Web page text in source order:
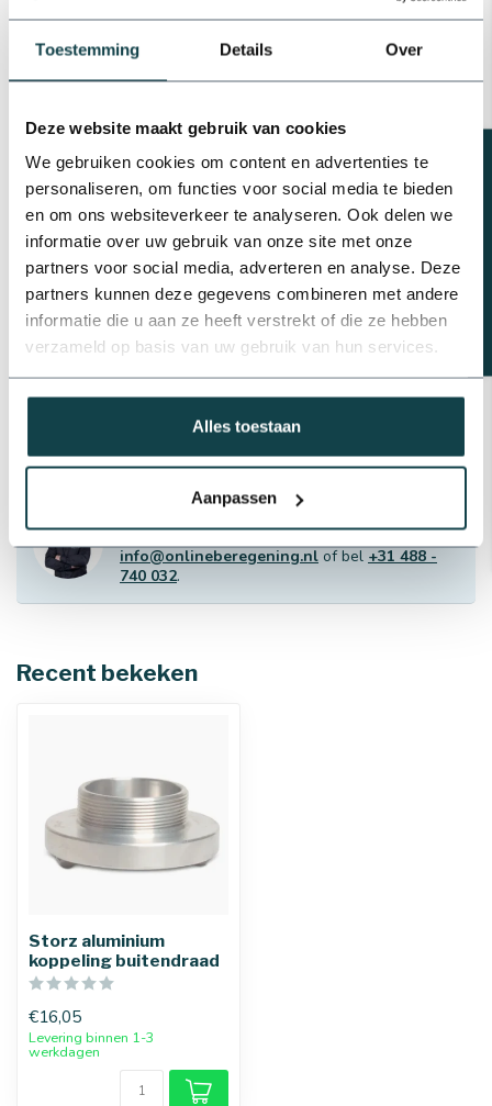
Toestemming Details Over
Deze website maakt gebruik van cookies
We gebruiken cookies om content en advertenties te
personaliseren, om functies voor social media te bieden
en om ons websiteverkeer te analyseren. Ook delen we
informatie over uw gebruik van onze site met onze
partners voor social media, adverteren en analyse. Deze
partners kunnen deze gegevens combineren met andere
informatie die u aan ze heeft verstrekt of die ze hebben
verzameld op basis van uw gebruik van hun services.
Alles toestaan
Aanpassen
100 meter
Storz aluminium afsluitkap
Op voorraad
Storz aluminium koppeling
binnendraad
Op voorraad
€18,96
met slangpilaar
€21,47
Professioneel advies
Advies nodig van de beregeningsspecialist?
info@onlineberegening.nl of bel +31 488 -
740 032.
Recent bekeken
Storz aluminium
koppeling buitendraad
€16,05
Levering binnen 1-3
werkdagen
Beregeningsplan?